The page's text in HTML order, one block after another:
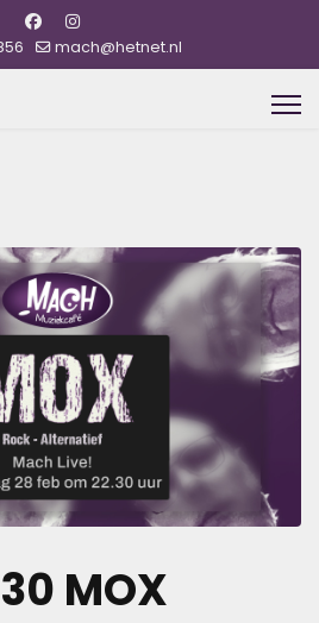
mach@hetnet.nl
MOX